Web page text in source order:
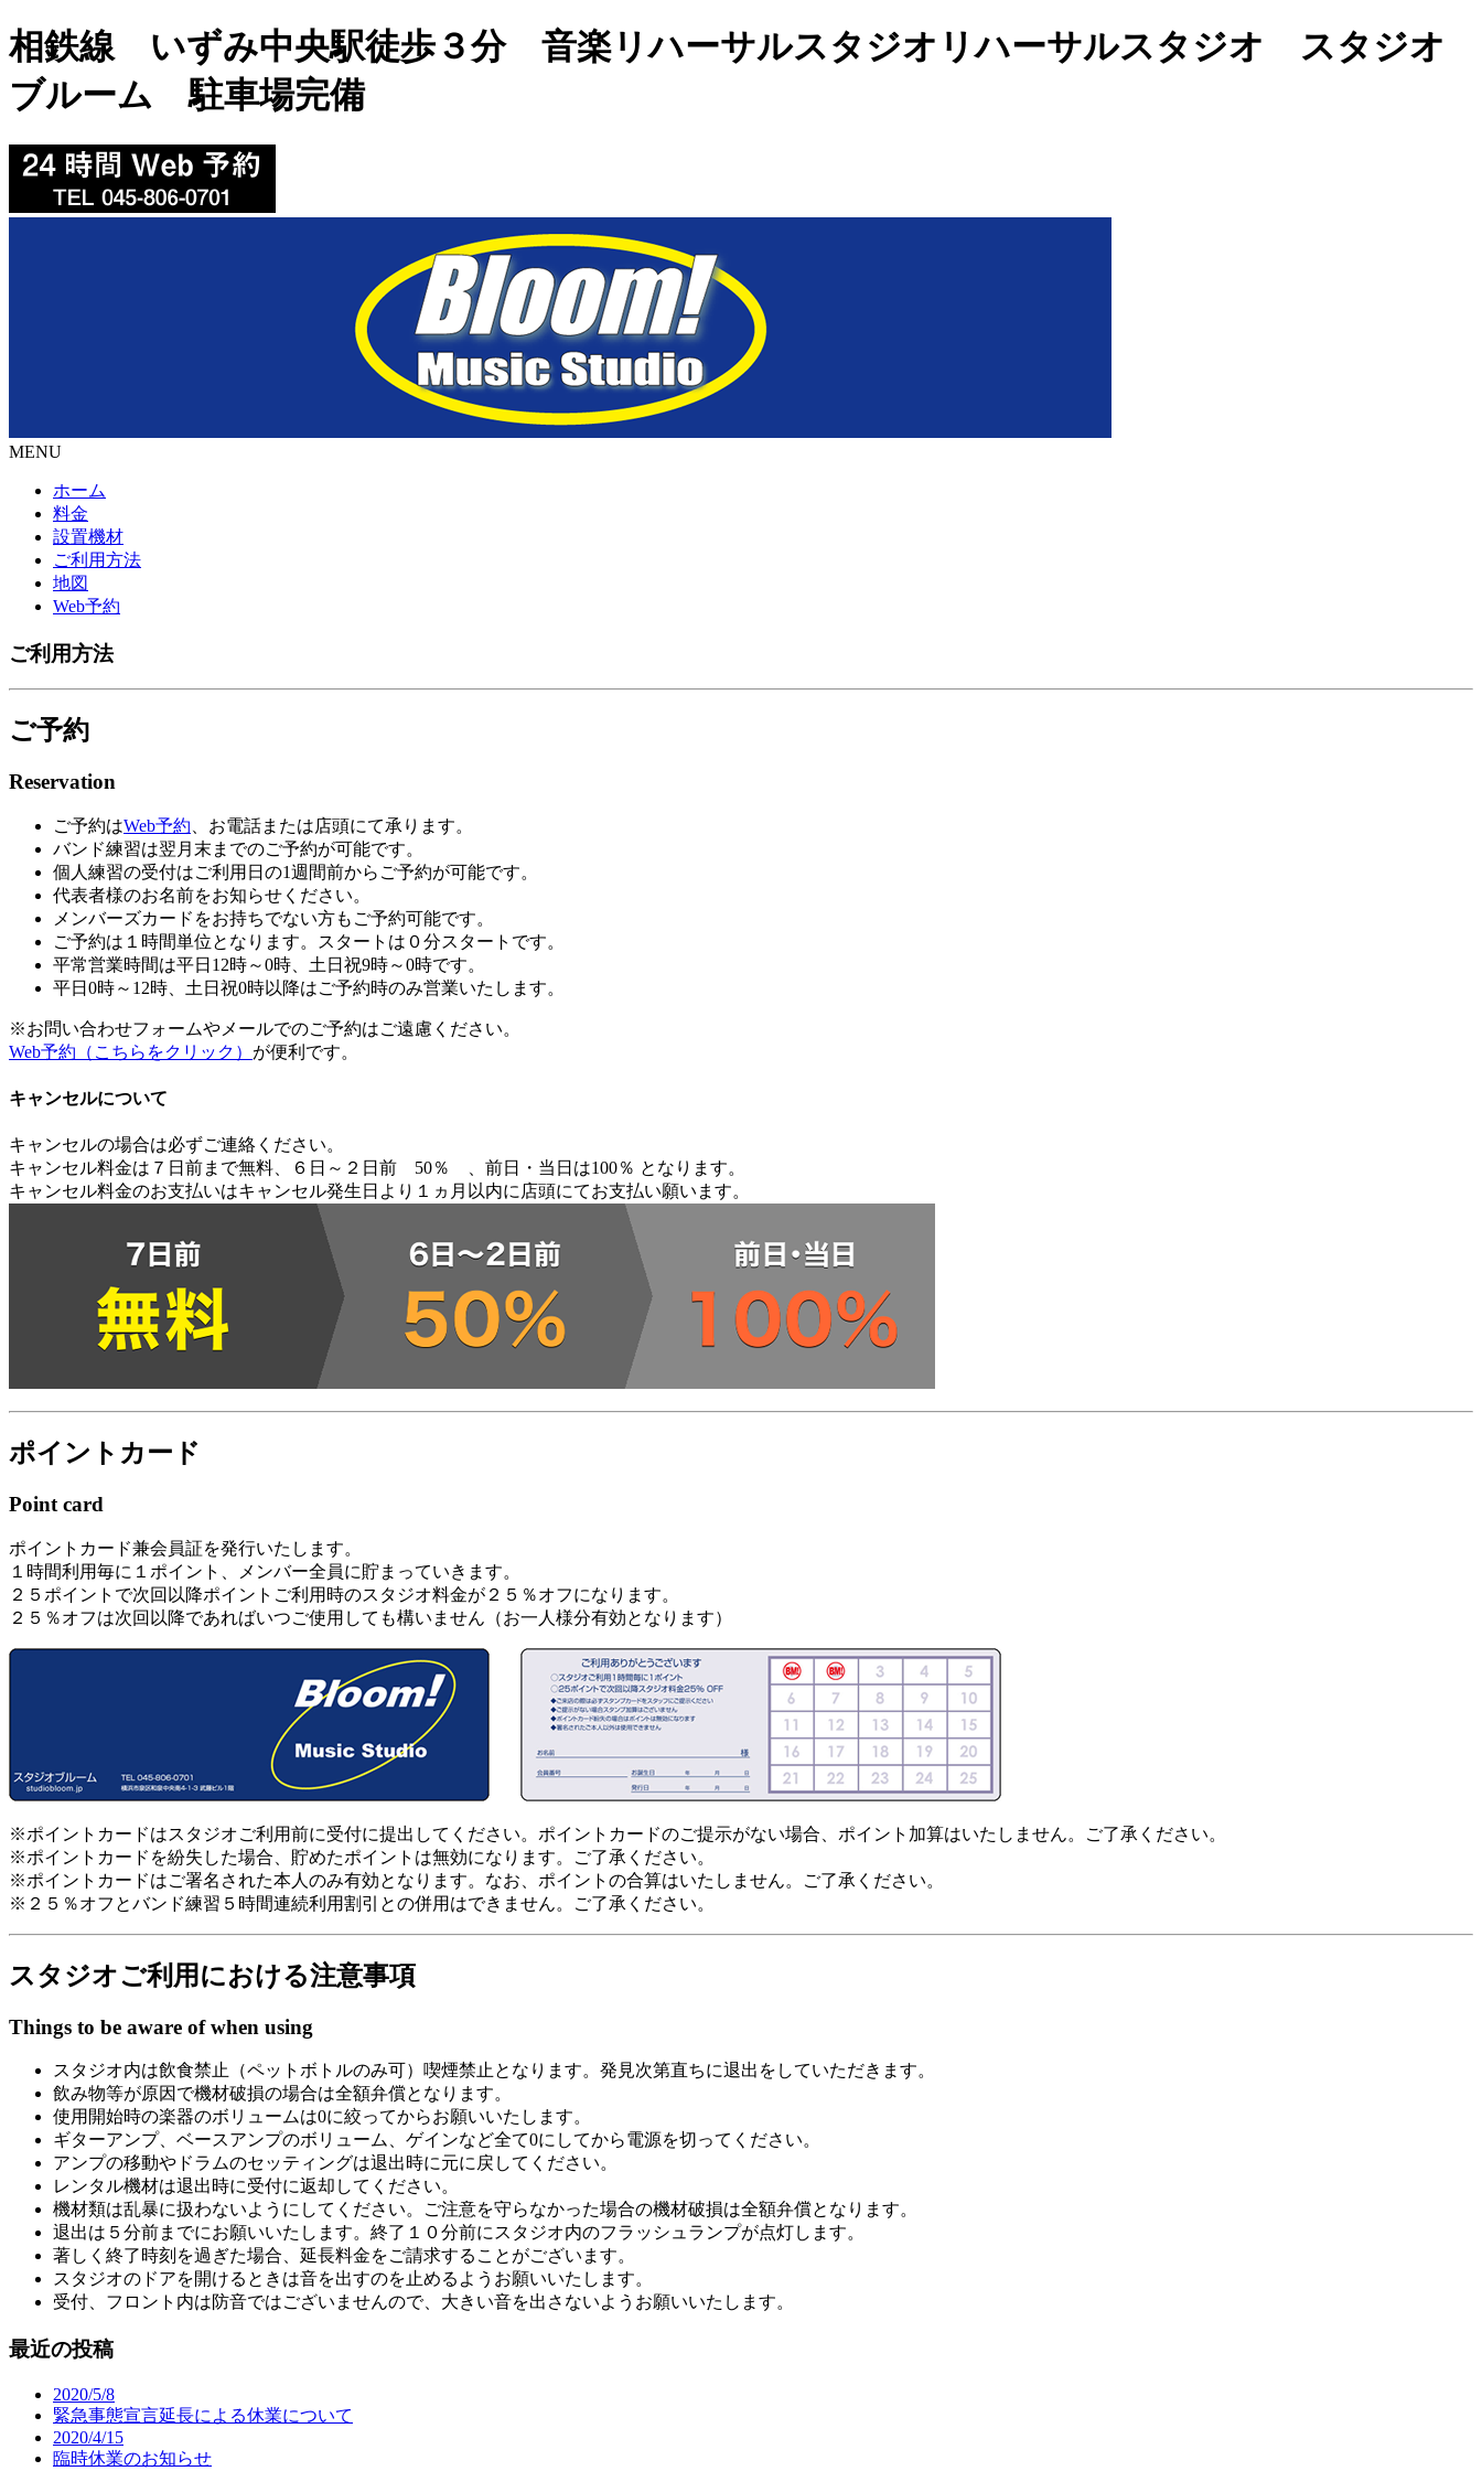
相鉄線 いずみ中央駅徒歩３分 音楽リハーサルスタジオ リハーサルスタジオ スタジオ
ブルーム 駐車場完備
MENU
ホーム
料金
設置機材
ご利用方法
地図
Web予約
ご利用方法
ご予約
Reservation
ご予約はWeb予約 、お電話または店頭にて承ります。
バンド練習は翌月末までのご予約が可能です。
個人練習の受付はご利用日の1週間前からご予約が可能です。
代表者様のお名前をお知らせください。
メンバーズカードをお持ちでない方もご予約可能です。
ご予約は１時間単位となります。スタートは０分スタートです。
平常営業時間は平日12時～0時、土日祝9時～0時です。
平日0時～12時、土日祝0時以降はご予約時のみ営業いたします。
※お問い合わせフォームやメールでのご予約はご遠慮ください。
Web予約（こちらをクリック） が便利です。
キャンセルについて
キャンセルの場合は必ずご連絡ください。
キャンセル料金は７日前まで無料、６日～２日前 50％ 、前日・当日は100％ となります。
キャンセル料金のお支払いはキャンセル発生日より１ヵ月以内に店頭にてお支払い願います。
ポイントカード
Point card
ポイントカード兼会員証を発行いたします。
１時間利用毎に１ポイント、メンバー全員に貯まっていきます。
２５ポイントで次回以降ポイントご利用時のスタジオ料金が２５％オフになります。
２５％オフは次回以降であればいつご使用しても構いません（お一人様分有効となります）
※ポイントカードはスタジオご利用前に受付に提出してください。ポイントカードのご提示がない場合、ポイント加算はいたしません。ご了承ください。
※ポイントカードを紛失した場合、貯めたポイントは無効になります。ご了承ください。
※ポイントカードはご署名された本人のみ有効となります。なお、ポイントの合算はいたしません。ご了承ください。
※２５％オフとバンド練習５時間連続利用割引との併用はできません。ご了承ください。
スタジオご利用における注意事項
Things to be aware of when using
スタジオ内は飲食禁止（ペットボトルのみ可）喫煙禁止となります。発見次第直ちに退出をしていただきます。
飲み物等が原因で機材破損の場合は全額弁償となります。
使用開始時の楽器のボリュームは0に絞ってからお願いいたします。
ギターアンプ、ベースアンプのボリューム、ゲインなど全て0にしてから電源を切ってください。
アンプの移動やドラムのセッティングは退出時に元に戻してください。
レンタル機材は退出時に受付に返却してください。
機材類は乱暴に扱わないようにしてください。ご注意を守らなかった場合の機材破損は全額弁償となります。
退出は５分前までにお願いいたします。終了１０分前にスタジオ内のフラッシュランプが点灯します。
著しく終了時刻を過ぎた場合、延長料金をご請求することがございます。
スタジオのドアを開けるときは音を出すのを止めるようお願いいたします。
受付、フロント内は防音ではございませんので、大きい音を出さないようお願いいたします。
最近の投稿
2020/5/8
緊急事態宣言延長による休業について
2020/4/15
臨時休業のお知らせ